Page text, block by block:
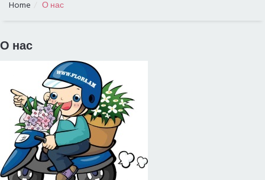
ВСЕ ГОРОДА
ДОСТАВКА В ЛОС-АНДЖЕЛЕСЕ
Home О нас
О нас